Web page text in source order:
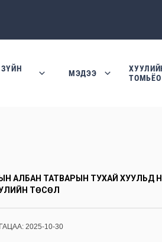
МЭДЭЭ
ТОМЬЁО
АЛБАН ТАТВАРЫН ТУХАЙ ХУУЛЬД
ТӨСӨЛ
2025-10-30